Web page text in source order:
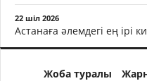
22 шіл 2026
Астанаға әлемдегі ең ірі
Жоба туралы